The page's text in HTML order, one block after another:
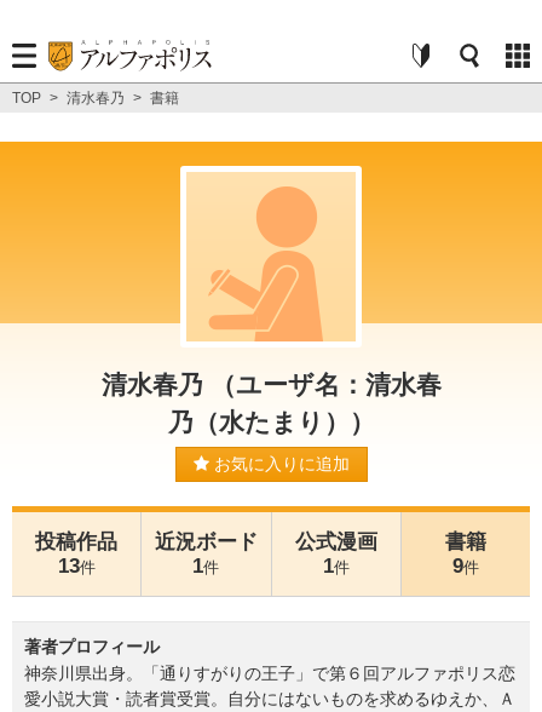
TOP > 清水春乃 > 書籍
清水春乃 （ユーザ名：清水春
乃（水たまり））
お気に入りに追加
投稿作品
13件
近況ボード
1件
公式漫画
1件
書籍
9件
著者プロフィール
神奈川県出身。「通りすがりの王子」で第６回アルファポリス恋
愛小説大賞・読者賞受賞。自分にはないものを求めるゆえか、Ａ